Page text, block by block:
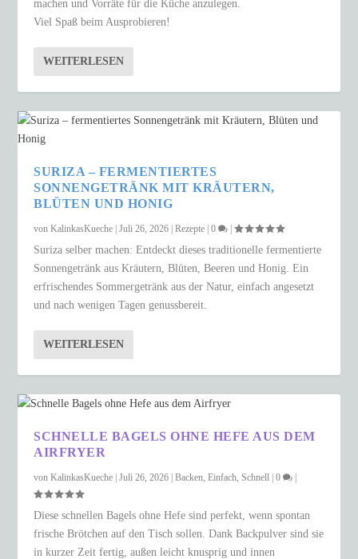
machen und Vorräte für die Küche anzulegen.
Viel Spaß beim Ausprobieren!
WEITERLESEN
SURIZA – FERMENTIERTES
SONNENGETRÄNK MIT KRÄUTERN,
BLÜTEN UND HONIG
vonKalinkasKueche |Juli 26, 2026 |Rezepte |0 |
Suriza selber machen: Entdeckt dieses traditionelle fermentierte
Sonnengetränk aus Kräutern, Blüten, Beeren und Honig. Ein
erfrischendes Sommergetränk aus der Natur, einfach angesetzt
und nach wenigen Tagen genussbereit.
WEITERLESEN
SCHNELLE BAGELS OHNE HEFE AUS DEM
AIRFRYER
vonKalinkasKueche |Juli 26, 2026 |Backen,Einfach,Schnell |0
Diese schnellen Bagels ohne Hefe sind perfekt, wenn spontan
frische Brötchen auf den Tisch sollen. Dank Backpulver sind sie
in kurzer Zeit fertig, außen leicht knusprig und innen